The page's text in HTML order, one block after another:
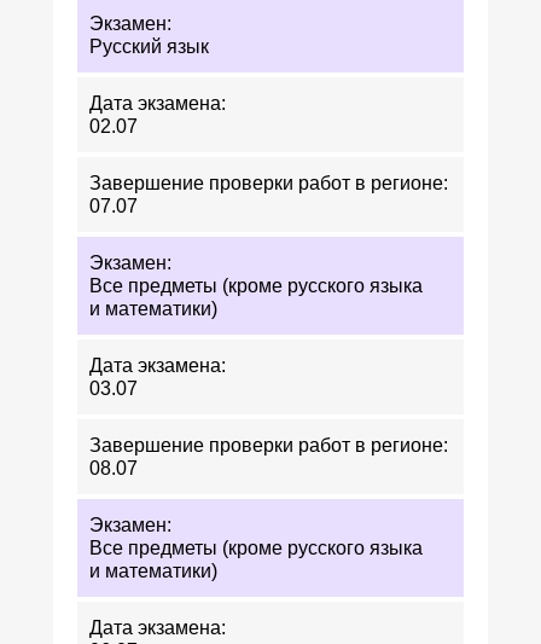
Русский язык
02.07
07.07
Все предметы (кроме русского языка
и математики)
03.07
08.07
Все предметы (кроме русского языка
и математики)